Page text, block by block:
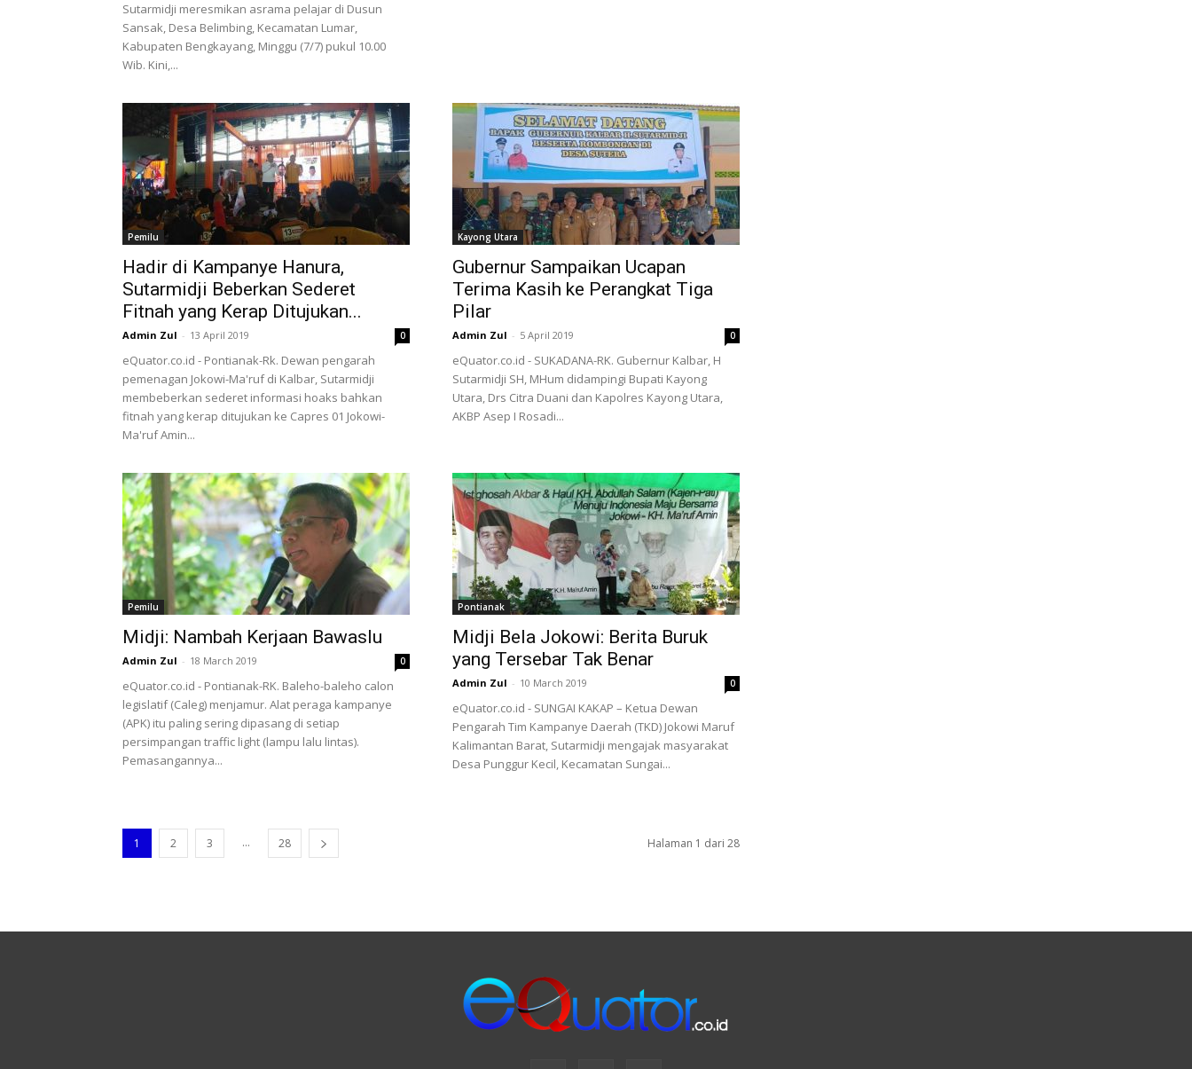
Sutarmidji meresmikan asrama pelajar di Dusun
Sansak, Desa Belimbing, Kecamatan Lumar,
Kabupaten Bengkayang, Minggu (7/7) pukul 10.00
Wib. Kini,...
Pemilu
Hadir di Kampanye Hanura,
Sutarmidji Beberkan Sederet
Fitnah yang Kerap Ditujukan...
Admin Zul - 13 April 2019 0
eQuator.co.id - Pontianak-Rk. Dewan pengarah
pemenagan Jokowi-Ma'ruf di Kalbar, Sutarmidji
membeberkan sederet informasi hoaks bahkan
fitnah yang kerap ditujukan ke Capres 01 Jokowi-
Ma'ruf Amin...
Kayong Utara
Gubernur Sampaikan Ucapan
Terima Kasih ke Perangkat Tiga
Pilar
Admin Zul - 5 April 2019 0
eQuator.co.id - SUKADANA-RK. Gubernur Kalbar, H
Sutarmidji SH, MHum didampingi Bupati Kayong
Utara, Drs Citra Duani dan Kapolres Kayong Utara,
AKBP Asep I Rosadi...
Pemilu
Midji: Nambah Kerjaan Bawaslu
Admin Zul - 18 March 2019 0
eQuator.co.id - Pontianak-RK. Baleho-baleho calon
legislatif (Caleg) menjamur. Alat peraga kampanye
(APK) itu paling sering dipasang di setiap
persimpangan traffic light (lampu lalu lintas).
Pemasangannya...
Pontianak
Midji Bela Jokowi: Berita Buruk
yang Tersebar Tak Benar
Admin Zul - 10 March 2019 0
eQuator.co.id - SUNGAI KAKAP – Ketua Dewan
Pengarah Tim Kampanye Daerah (TKD) Jokowi Maruf
Kalimantan Barat, Sutarmidji mengajak masyarakat
Desa Punggur Kecil, Kecamatan Sungai...
1 2 3 ... 28 Halaman 1 dari 28